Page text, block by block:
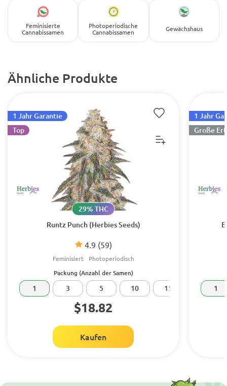
Feminisierte
Cannabissamen
Photoperiodische
Cannabissamen
Gewächshaus
Ähnliche Produkte
Runtz Punch (Herbies Seeds)
4.9 (59)
29% THC
Feminisiert Photoperiodisch
1 Jahr Garantie
Top
Packung (Anzahl der Samen)
1 3 5 10 15 20
$18.82
Kaufen
1 Jahr
Große
1